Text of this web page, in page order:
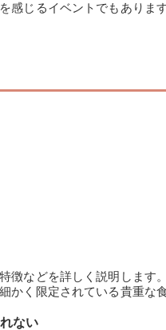
感じるイベントでもありま
徴などを詳しく説明します
かく限定されている貴重な食
ない